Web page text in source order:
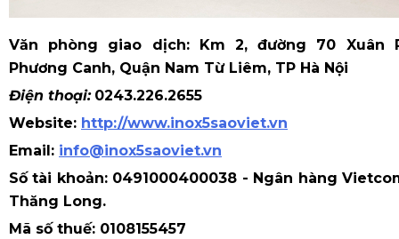
Văn phòng giao dịch:
Km 2, đường 70 Xuân
Phương Canh, Quận Nam Từ Liêm, TP Hà Nội
Điện thoại: 0243.226.2655
Website: http://www.inox5saoviet.vn
Email: info@inox5saoviet.vn
Số tài khoản: 0491000400038 - Ngân hàng
Thăng Long.
Mã số thuế: 0108155457